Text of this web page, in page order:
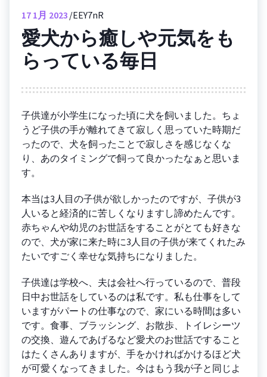
17 1月 2023 EEY7nR
愛犬から癒しや元気をも
らっている毎日
子供達が小学生になった頃に犬を飼いました。ちょ
うど子供の手が離れてきて寂しく思っていた時期だ
ったので、犬を飼ったことで寂しさを感じなくな
り、あのタイミングで飼って良かったなぁと思いま
す。
本当は3人目の子供が欲しかったのですが、子供が3
人いると経済的に苦しくなりますし諦めたんです。
赤ちゃんや幼児のお世話をすることがとても好きな
ので、犬が家に来た時に3人目の子供が来てくれたみ
たいですごく幸せな気持ちになりました。
子供達は学校へ、夫は会社へ行っているので、普段
日中お世話をしているのは私です。私も仕事をして
いますがパートの仕事なので、家にいる時間は多い
です。食事、ブラッシング、お散歩、トイレシーツ
の交換、遊んであげるなど愛犬のお世話ですること
はたくさんありますが、手をかければかけるほど犬
が可愛くなってきました。今はもう我が子と同じよ